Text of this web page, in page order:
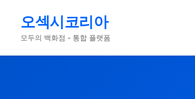
오섹시코리아
모두의 백화점 - 통합 플랫폼